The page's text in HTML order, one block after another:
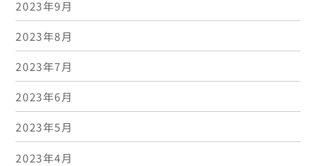
2023年9月
2023年8月
2023年7月
2023年6月
2023年5月
2023年4月